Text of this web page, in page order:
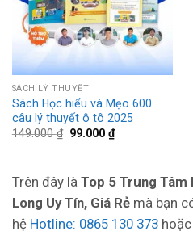
SÁCH LÝ THUYẾT
Sách Học hiểu và Mẹo 600
câu lý thuyết ô tô 2025
149.000₫ Giá
99.000₫Giá
hiện
99.000 ₫.
Trên đây là Top 5 Trung Tâm
Long Uy Tín, Giá Rẻ mà bạn
hệ Hotline: 0865 130 373 hoặc